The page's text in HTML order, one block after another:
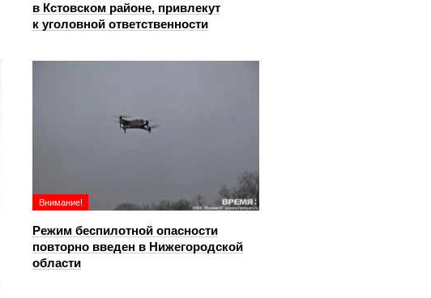
в Кстовском районе, привлекут
к уголовной ответственности
Внимание!
Режим беспилотной опасности
повторно введен в Нижегородской
области